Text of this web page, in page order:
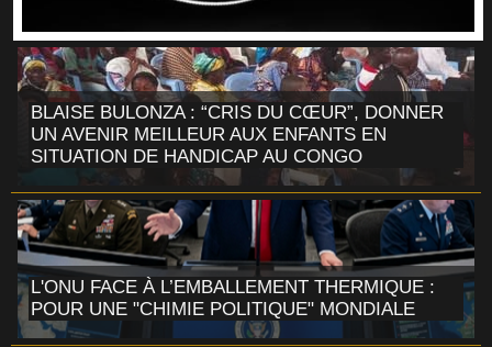
BLAISE BULONZA : “CRIS DU CŒUR”, DONNER
UN AVENIR MEILLEUR AUX ENFANTS EN
SITUATION DE HANDICAP AU CONGO
L'ONU FACE À L’EMBALLEMENT THERMIQUE :
POUR UNE "CHIMIE POLITIQUE" MONDIALE